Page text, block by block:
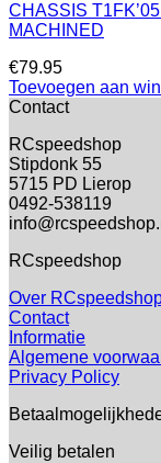
CHASSIS
MACHINED
€79.95
Toevoegen aan
Contact
RCspeedshop
Stipdonk 55
5715 PD Lierop
0492-538119
RCspeedshop
Over
Contact
Informatie
Algemene
Privacy Policy
Veilig betalen